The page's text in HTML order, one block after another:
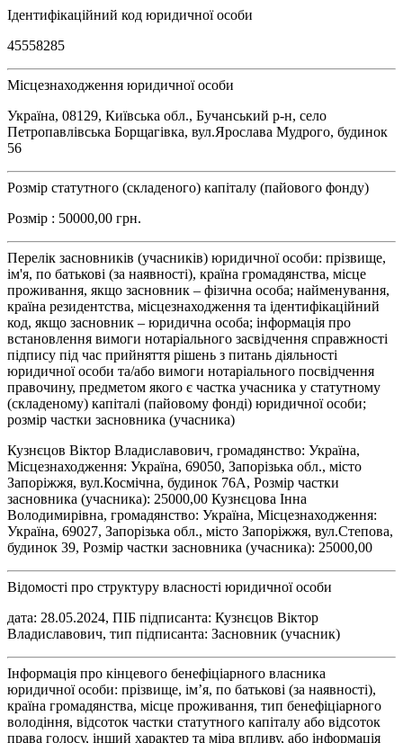
Ідентифікаційний код юридичної особи
45558285
Місцезнаходження юридичної особи
Україна, 08129, Київська обл., Бучанський р-н, село
Петропавлівська Борщагівка, вул.Ярослава Мудрого, будинок
56
Розмір статутного (складеного) капіталу (пайового фонду)
Розмір : 50000,00 грн.
Перелік засновників (учасників) юридичної особи: прізвище,
ім'я, по батькові (за наявності), країна громадянства, місце
проживання, якщо засновник – фізична особа; найменування,
країна резидентства, місцезнаходження та ідентифікаційний
код, якщо засновник – юридична особа; інформація про
встановлення вимоги нотаріального засвідчення справжності
підпису під час прийняття рішень з питань діяльності
юридичної особи та/або вимоги нотаріального посвідчення
правочину, предметом якого є частка учасника у статутному
(складеному) капіталі (пайовому фонді) юридичної особи;
розмір частки засновника (учасника)
Кузнєцов Віктор Владиславович, громадянство: Україна,
Місцезнаходження: Україна, 69050, Запорізька обл., місто
Запоріжжя, вул.Космічна, будинок 76А, Розмір частки
засновника (учасника): 25000,00 Кузнєцова Інна
Володимирівна, громадянство: Україна, Місцезнаходження:
Україна, 69027, Запорізька обл., місто Запоріжжя, вул.Степова,
будинок 39, Розмір частки засновника (учасника): 25000,00
Відомості про структуру власності юридичної особи
дата: 28.05.2024, ПІБ підписанта: Кузнєцов Віктор
Владиславович, тип підписанта: Засновник (учасник)
Інформація про кінцевого бенефіціарного власника
юридичної особи: прізвище, ім’я, по батькові (за наявності),
країна громадянства, місце проживання, тип бенефіціарного
володіння, відсоток частки статутного капіталу або відсоток
права голосу, інший характер та міра впливу, або інформація